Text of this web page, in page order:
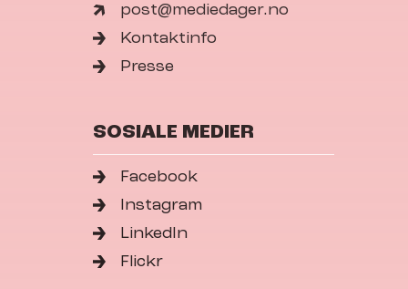
post@mediedager.no
Kontaktinfo
Presse
SOSIALE MEDIER
Facebook
Instagram
LinkedIn
Flickr